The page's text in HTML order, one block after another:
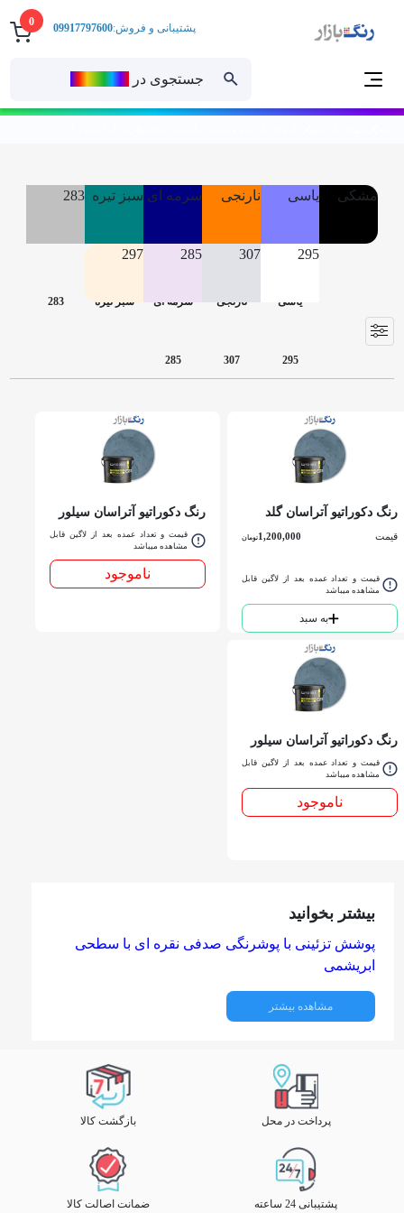
0
جستجوی در
پشتیبانی و فروش:09917797600
مشکی یاسی نارنجی سرمه ای سبز تیره 283
295
307
285
297
رنگ دکوراتیو آتراسان گلد
1089 ساندورا كوارت
قیمت 1,200,000تومان
قیمت و تعداد عمده بعد از لاگین قابل
مشاهده میباشد
به سبد
رنگ دکوراتیو آتراسان سيلور
1099 ساندورا گالنقیمت و تعداد عمده بعد از لاگین قابل
مشاهده میباشد
ناموجود
رنگ دکوراتیو آتراسان سيلور
1099 ساندورا كوارتقیمت و تعداد عمده بعد از لاگین قابل
مشاهده میباشد
ناموجود
بیشتر بخوانید
پوشش تزئینی با پوشرنگی صدفی نقره ای با سطحی
ابریشمی
شرح محصول:
ظاهری ابریشمی با رنگدانه برای خلق یک فضای کلاسیک
و مدرن به کار می رود.
رنگ رفلکت نقره ای می تواند بر روی همه سطح گچی،
دیوار، چوب و پنل های فلزی برای مدت طولانی اجرا
شدن با یک پرایمر مناسب ، به کار می رود.
مشاهده بیشتر
پرداخت در محل بازگشت کالا
پشتیبانی 24 ساعته ضمانت اصالت کالا